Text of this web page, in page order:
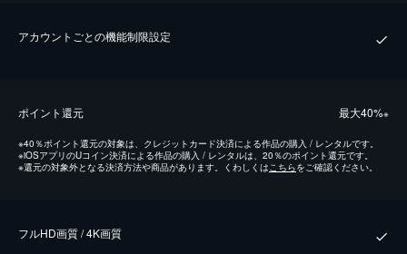
アカウントごとの機能制限設定
ポイント還元 最⼤40%※
※40％ポイント還元の対象は、クレジットカード決済による作品の購入 / レンタルです。
※iOSアプリのUコイン決済による作品の購入 / レンタルは、20％のポイント還元です。
※還元の対象外となる決済方法や商品があります。くわしくはこちらをご確認ください。
フルHD画質 / 4K画質